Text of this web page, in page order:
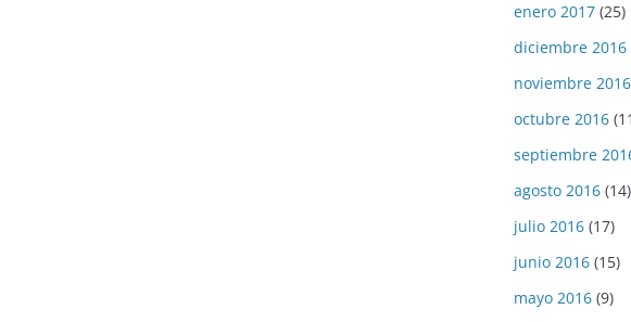
enero 2017 (25)
diciembre 2016
noviembre 2016
octubre 2016
septiembre
agosto 2016 (14)
julio 2016 (17)
junio 2016 (15)
mayo 2016 (9)